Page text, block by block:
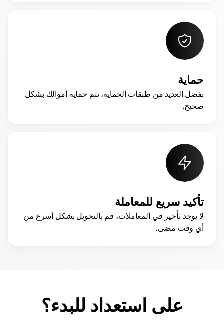
حماية
بفضل العديد من طبقات الحماية، تتم حماية أموالك بشكل
صحيح.
تأكيد سريع للمعاملة
لا يوجد تأخير في المعاملات، قم بالتحويل بشكل أسرع من
أي وقت مضى.
على استعداد للبدء؟